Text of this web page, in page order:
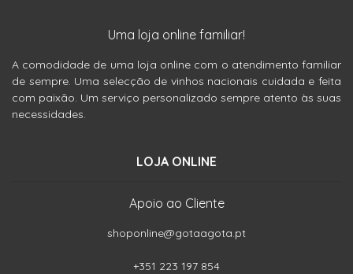
Uma loja online familiar!
A comodidade de uma loja online com o atendimento familiar
de sempre. Uma selecção de vinhos nacionais cuidada e feita
com paixão. Um serviço personalizado sempre atento às suas
necessidades.
LOJA ONLINE
Apoio ao Cliente
shoponline@gotaagota.pt
+351 223 197 854